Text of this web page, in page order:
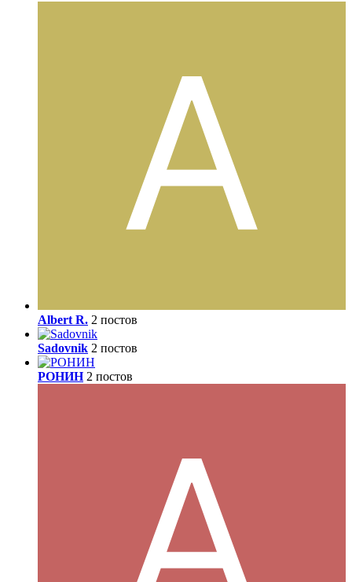
Albert R. 2 постов
Sadovnik 2 постов
РОНИН 2 постов